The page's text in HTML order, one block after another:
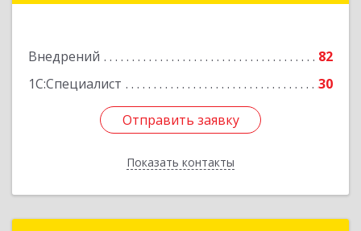
Внедрений
82
1С:Специалист
30
Отправить заявку
Показать контакты
Подробнее
Отправить заявку
Назад